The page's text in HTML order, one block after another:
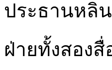
ประธานหลิ
ฝ่ายทั้งสอง